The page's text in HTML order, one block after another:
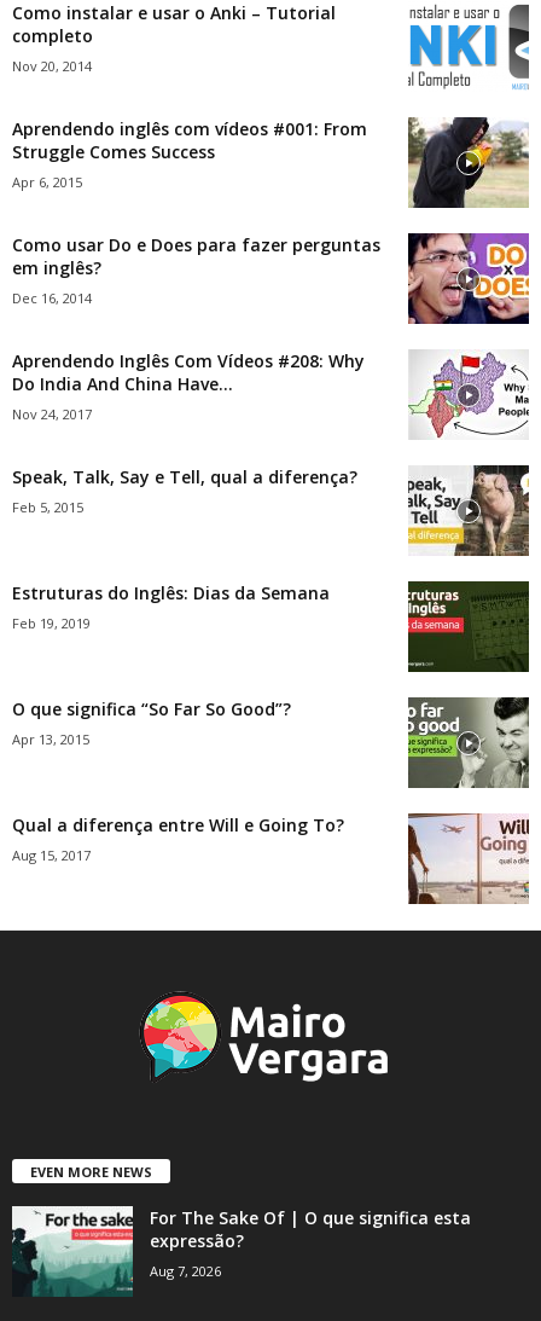
Como instalar e usar o Anki – Tutorial
completo
Nov 20, 2014
Aprendendo inglês com vídeos #001: From
Struggle Comes Success
Apr 6, 2015
Como usar Do e Does para fazer perguntas
em inglês?
Dec 16, 2014
Aprendendo Inglês Com Vídeos #208: Why
Do India And China Have...
Nov 24, 2017
Speak, Talk, Say e Tell, qual a diferença?
Feb 5, 2015
Estruturas do Inglês: Dias da Semana
Feb 19, 2019
O que significa “So Far So Good”?
Apr 13, 2015
Qual a diferença entre Will e Going To?
Aug 15, 2017
EVEN MORE NEWS
For The Sake Of | O que significa esta
expressão?
Aug 7, 2026